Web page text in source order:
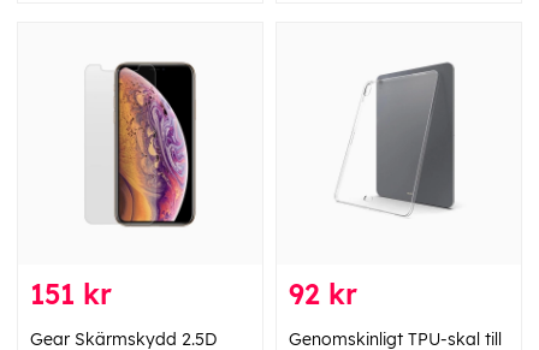
151 kr
Gear Skärmskydd 2.5D
92 kr
Genomskinligt TPU-skal till